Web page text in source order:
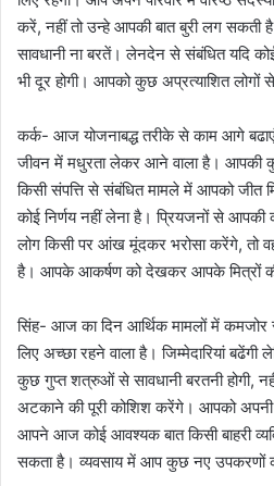
करें, नहीं तो उन्हे आपकी बात बुरी लग सकती
सावधानी ना बरतें। लेनदेन से संबंधित यदि
भी दूर होगी। आपको कुछ अप्रत्याशित लोगों
कर्क- आज योजनाबद्ध तरीके से काम आगे
जीवन में मधुरता लेकर आने वाला है। आपकी
किसी संपत्ति से संबंधित मामले में आपको जीत
कोई निर्णय नहीं लेना है। प्रियजनों से आपकी
लोग किसी पर आंख मूंदकर भरोसा करेंगे, तो
है। आपके आकर्षण को देखकर आपके मित्रों की
सिंह- आज का दिन आर्थिक मामलों में कमजोर
लिए अच्छा रहने वाला है। जिम्मेदारियां
कुछ गुप्त शत्रुओं से सावधानी बरतनी होगी,
अटकाने की पूरी कोशिश करेंगे। आपको अपनी
आपने आज कोई आवश्यक बात किसी बाहरी
सकता है। व्यवसाय में आप कुछ नए उपकरणों